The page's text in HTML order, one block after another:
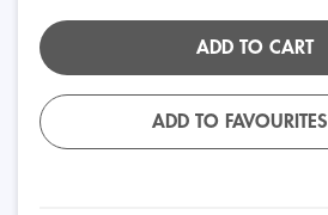
ADD TO CART
ADD TO FAVOURITES